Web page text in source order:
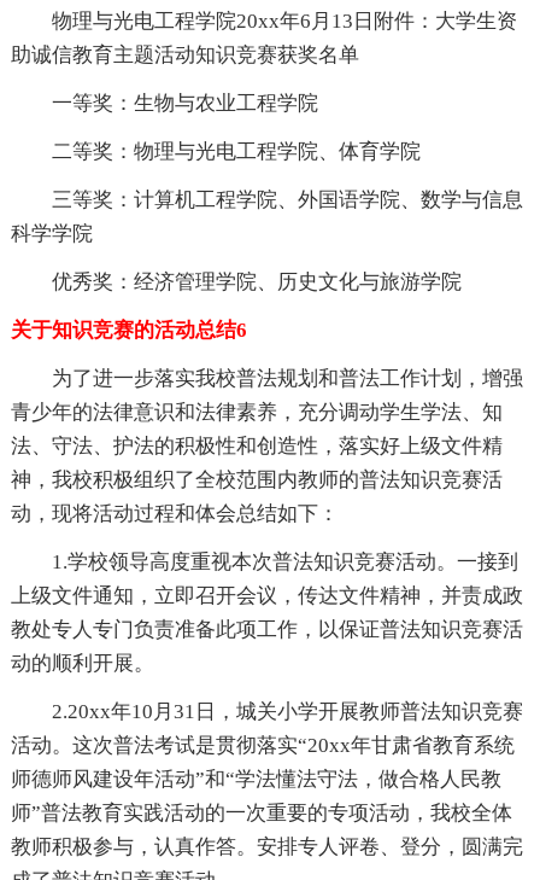
物理与光电工程学院20xx年6月13日附件：大学生资
助诚信教育主题活动知识竞赛获奖名单
一等奖：生物与农业工程学院
二等奖：物理与光电工程学院、体育学院
三等奖：计算机工程学院、外国语学院、数学与信息
科学学院
优秀奖：经济管理学院、历史文化与旅游学院
关于知识竞赛的活动总结6
为了进一步落实我校普法规划和普法工作计划，增强
青少年的法律意识和法律素养，充分调动学生学法、知
法、守法、护法的积极性和创造性，落实好上级文件精
神，我校积极组织了全校范围内教师的普法知识竞赛活
动，现将活动过程和体会总结如下：
1.学校领导高度重视本次普法知识竞赛活动。一接到
上级文件通知，立即召开会议，传达文件精神，并责成政
教处专人专门负责准备此项工作，以保证普法知识竞赛活
动的顺利开展。
2.20xx年10月31日，城关小学开展教师普法知识竞赛
活动。这次普法考试是贯彻落实“20xx年甘肃省教育系统
师德师风建设年活动”和“学法懂法守法，做合格人民教
师”普法教育实践活动的一次重要的专项活动，我校全体
教师积极参与，认真作答。安排专人评卷、登分，圆满完